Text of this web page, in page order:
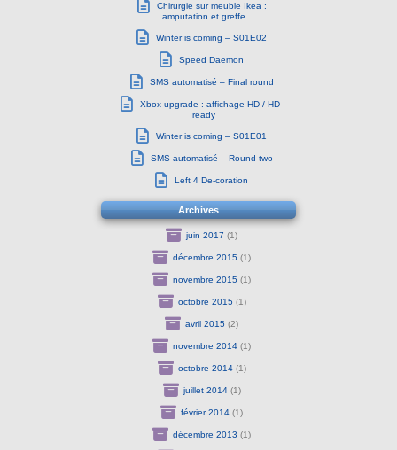
Chirurgie sur meuble Ikea :
amputation et greffe
Winter is coming – S01E02
Speed Daemon
SMS automatisé – Final round
Xbox upgrade : affichage HD / HD-
ready
Winter is coming – S01E01
SMS automatisé – Round two
Left 4 De-coration
Archives
juin 2017 (1)
décembre 2015 (1)
novembre 2015 (1)
octobre 2015 (1)
avril 2015 (2)
novembre 2014 (1)
octobre 2014(1)
juillet 2014(1)
février 2014 (1)
décembre 2013 (1)